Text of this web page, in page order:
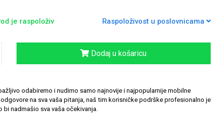
je raspoloživ Raspoloživost u poslovnicama
Dodaj u košaricu
odabiremo i nudimo samo najnovije i najpopularnije mobilne
na sva vaša pitanja, naš tim korisničke podrške profesionalno je
nadmašio sva vaša očekivanja.